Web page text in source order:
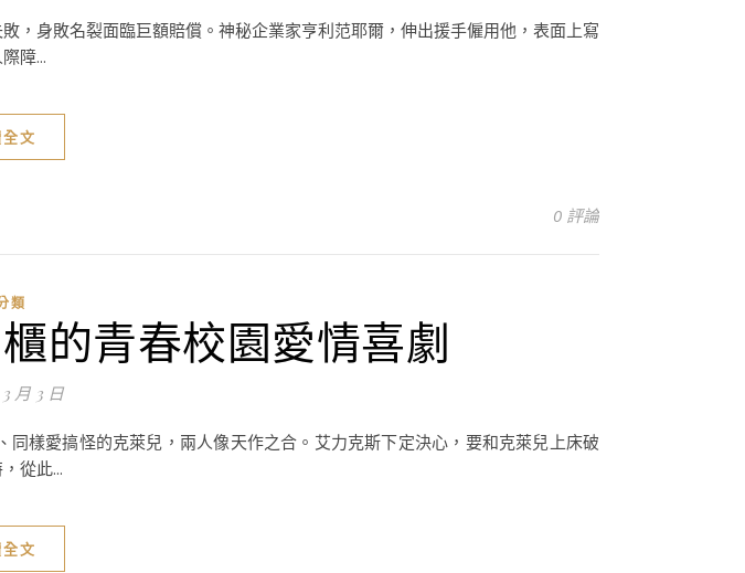
，身敗名裂面臨巨額賠償。神秘企業家亨利范耶爾，伸出援手僱用他，表面上寫
障...
文
0 評論
類
的青春校園愛情喜劇
月 3 日
樣愛搞怪的克萊兒，兩人像天作之合。艾力克斯下定決心，要和克萊兒上床破
從此...
文